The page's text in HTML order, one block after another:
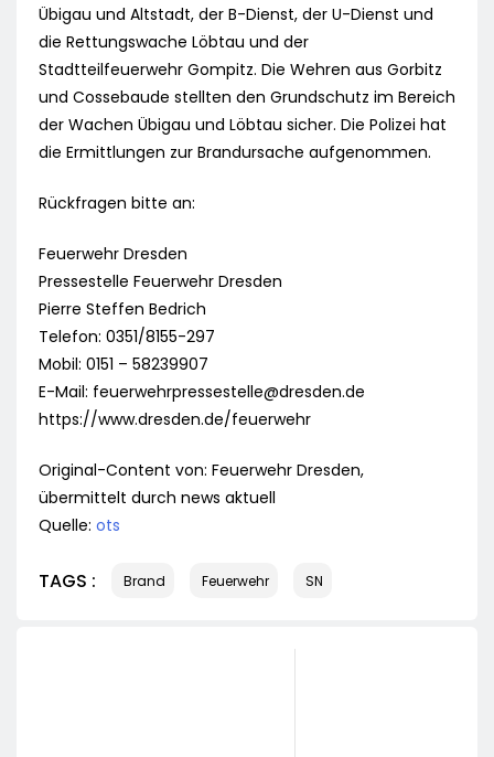
Übigau und Altstadt, der B-Dienst, der U-Dienst und
die Rettungswache Löbtau und der
Stadtteilfeuerwehr Gompitz. Die Wehren aus Gorbitz
und Cossebaude stellten den Grundschutz im Bereich
der Wachen Übigau und Löbtau sicher. Die Polizei hat
die Ermittlungen zur Brandursache aufgenommen.
Rückfragen bitte an:
Feuerwehr Dresden
Pressestelle Feuerwehr Dresden
Pierre Steffen Bedrich
Telefon: 0351/8155-297
Mobil: 0151 – 58239907
E-Mail: feuerwehrpressestelle@dresden.de
https://www.dresden.de/feuerwehr
Original-Content von: Feuerwehr Dresden,
übermittelt durch news aktuell
Quelle: ots
TAGS : Brand Feuerwehr SN